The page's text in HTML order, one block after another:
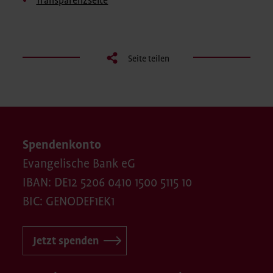
Seite teilen
Spendenkonto
Evangelische Bank eG
IBAN: DE12 5206 0410 1500 5115 10
BIC: GENODEF1EK1
Jetzt spenden